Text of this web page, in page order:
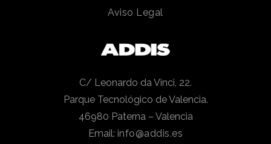
Aviso Legal
C/ Leonardo da Vinci, 22.
Parque Tecnológico de Valencia.
46980 Paterna – Valencia
Email: info@addis.es